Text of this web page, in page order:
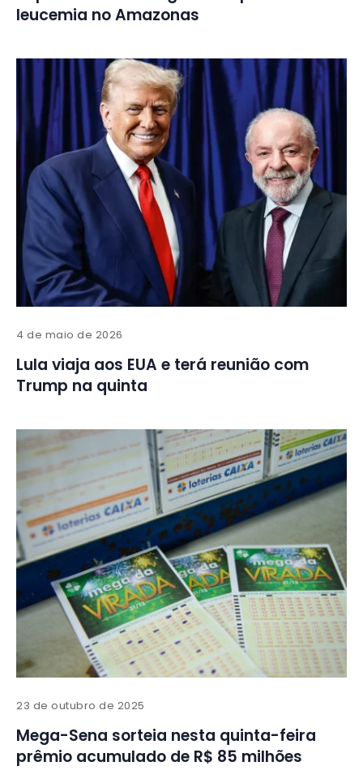
leucemia no Amazonas
4 de maio de 2026
Lula viaja aos EUA e terá reunião com
Trump na quinta
23 de outubro de 2025
Mega-Sena sorteia nesta quinta-feira
prêmio acumulado de R$ 85 milhões